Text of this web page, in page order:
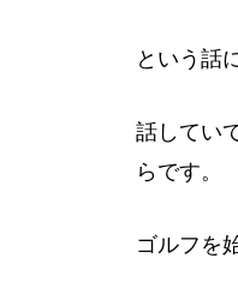
という話
話してい
らです。
ゴルフを